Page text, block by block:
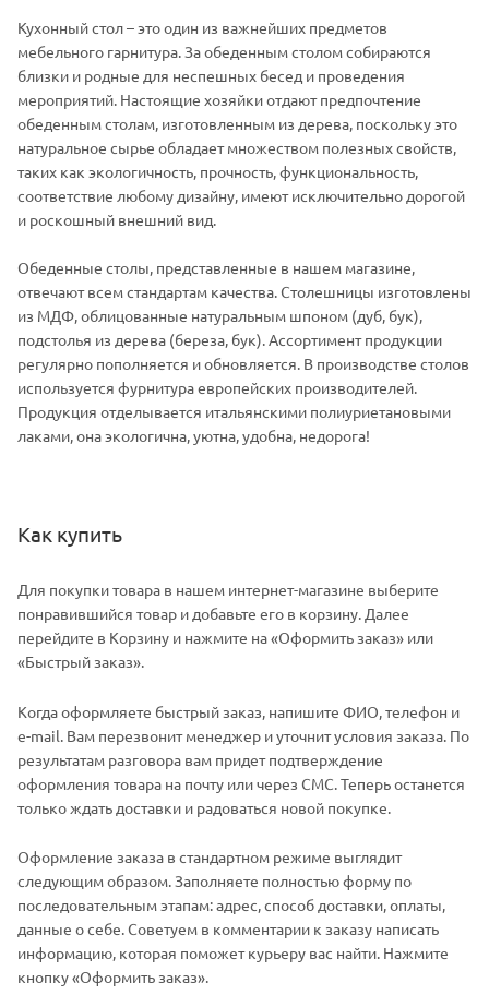
Кухонный стол – это один из важнейших предметов
мебельного гарнитура. За обеденным столом собираются
близки и родные для неспешных бесед и проведения
мероприятий. Настоящие хозяйки отдают предпочтение
обеденным столам, изготовленным из дерева, поскольку это
натуральное сырье обладает множеством полезных свойств,
таких как экологичность, прочность, функциональность,
соответствие любому дизайну, имеют исключительно дорогой
и роскошный внешний вид.
Обеденные столы, представленные в нашем магазине,
отвечают всем стандартам качества. Столешницы изготовлены
из МДФ, облицованные натуральным шпоном (дуб, бук),
подстолья из дерева (береза, бук). Ассортимент продукции
регулярно пополняется и обновляется. В производстве столов
используется фурнитура европейских производителей.
Продукция отделывается итальянскими полиуриетановыми
лаками, она экологична, уютна, удобна, недорога!
Как купить
Для покупки товара в нашем интернет-магазине выберите
понравившийся товар и добавьте его в корзину. Далее
перейдите в Корзину и нажмите на «Оформить заказ» или
«Быстрый заказ».
Когда оформляете быстрый заказ, напишите ФИО, телефон и
e-mail. Вам перезвонит менеджер и уточнит условия заказа. По
результатам разговора вам придет подтверждение
оформления товара на почту или через СМС. Теперь останется
только ждать доставки и радоваться новой покупке.
Оформление заказа в стандартном режиме выглядит
следующим образом. Заполняете полностью форму по
последовательным этапам: адрес, способ доставки, оплаты,
данные о себе. Советуем в комментарии к заказу написать
информацию, которая поможет курьеру вас найти. Нажмите
кнопку «Оформить заказ».